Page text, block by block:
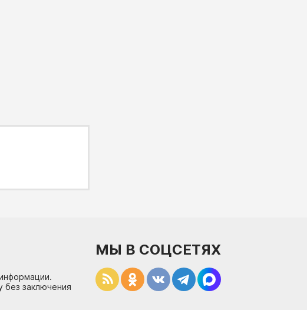
без заключения
МЫ В СОЦСЕТЯХ